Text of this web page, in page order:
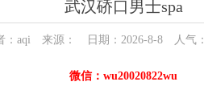
武汉硚口男士spa
：aqi 来源： 日期：2026-8-8 人气：
微信：wu20020822wu